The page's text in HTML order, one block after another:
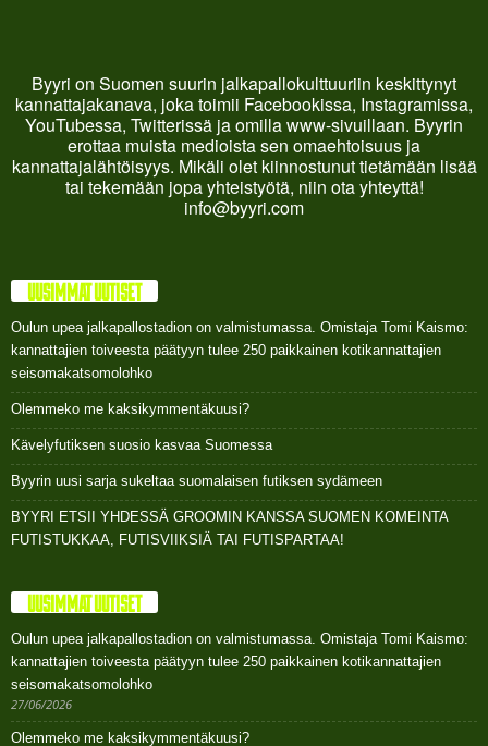
Byyri on Suomen suurin jalkapallokulttuuriin keskittynyt
kannattajakanava, joka toimii Facebookissa, Instagramissa,
YouTubessa, Twitterissä ja omilla www-sivuillaan. Byyrin
erottaa muista medioista sen omaehtoisuus ja
kannattajalähtöisyys. Mikäli olet kiinnostunut tietämään lisää
tai tekemään jopa yhteistyötä, niin ota yhteyttä!
info@byyri.com
UUSIMMAT UUTISET
Oulun upea jalkapallostadion on valmistumassa. Omistaja Tomi Kaismo:
kannattajien toiveesta päätyyn tulee 250 paikkainen kotikannattajien
seisomakatsomolohko
Olemmeko me kaksikymmentäkuusi?
Kävelyfutiksen suosio kasvaa Suomessa
Byyrin uusi sarja sukeltaa suomalaisen futiksen sydämeen
BYYRI ETSII YHDESSÄ GROOMIN KANSSA SUOMEN KOMEINTA
FUTISTUKKAA, FUTISVIIKSIÄ TAI FUTISPARTAA!
UUSIMMAT UUTISET
Oulun upea jalkapallostadion on valmistumassa. Omistaja Tomi Kaismo:
kannattajien toiveesta päätyyn tulee 250 paikkainen kotikannattajien
seisomakatsomolohko
27/06/2026
Olemmeko me kaksikymmentäkuusi?